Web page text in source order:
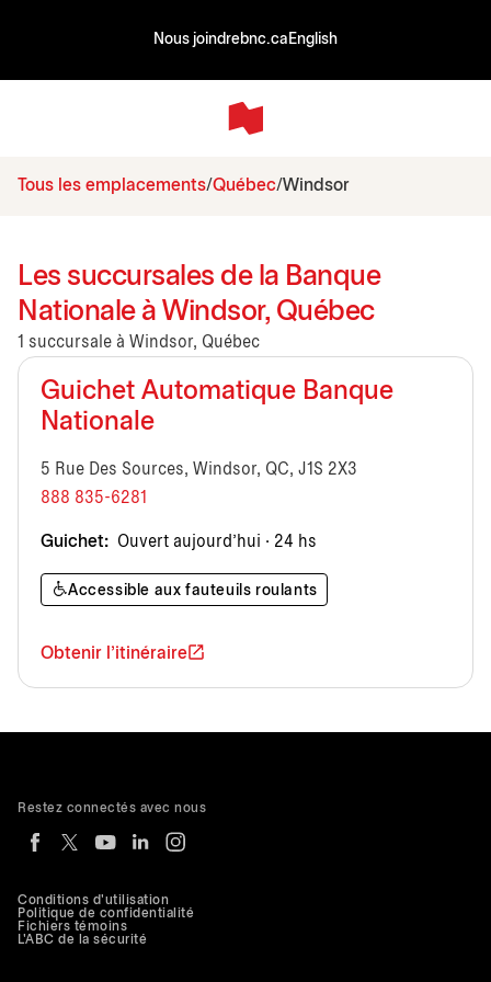
Nous joindrebnc.ca English
Tous les emplacements Québec Windsor
Les succursales de la Banque
Nationale à Windsor, Québec
1 succursale à Windsor, Québec
Guichet Automatique Banque
Nationale
5 Rue Des Sources, Windsor, QC, J1S 2X3
888 835-6281
Guichet: Ouvert aujourd’hui · 24 hs
Accessible aux fauteuils roulants
Obtenir l'itinéraire
Conditions d'utilisation
Politique de confidentialité
Fichiers témoins
L'ABC de la sécurité
Restez connectés avec nous